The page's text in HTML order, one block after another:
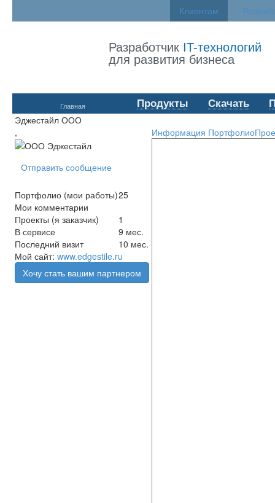
Клиентам
Разработчик IT-технологий
для развития бизнеса
Главная Продукты Скачать
Эджестайл ООО
,
Информация Портфолио
Отправить сообщение
Портфолио (мои работы)25
Мои комментарии
Проекты (я заказчик)
1
В сервисе
9 мес.
Последний визит
10 мес.
Мой сайт: www.edgestile.ru
Хочу стать вашим партнером